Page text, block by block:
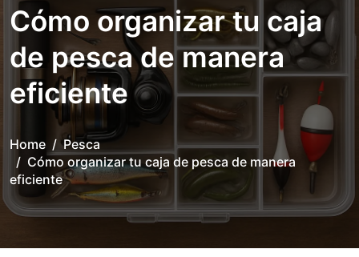
Cómo organizar tu caja
de pesca de manera
eficiente
Home
Pesca
Cómo organizar tu caja de pesca de manera
eficiente